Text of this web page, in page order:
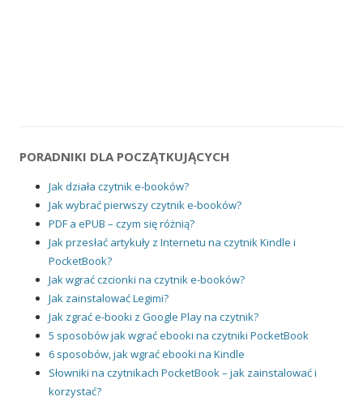
PORADNIKI DLA POCZĄTKUJĄCYCH
Jak działa czytnik e-booków?
Jak wybrać pierwszy czytnik e-booków?
PDF a ePUB – czym się różnią?
Jak przesłać artykuły z Internetu na czytnik Kindle i
PocketBook?
Jak wgrać czcionki na czytnik e-booków?
Jak zainstalować Legimi?
Jak zgrać e-booki z Google Play na czytnik?
5 sposobów jak wgrać ebooki na czytniki PocketBook
6 sposobów, jak wgrać ebooki na Kindle
Słowniki na czytnikach PocketBook – jak zainstalować i
korzystać?